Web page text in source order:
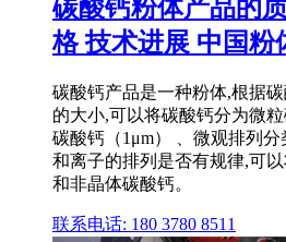
碳酸钙粉体产品的
格 技术进展 中国粉
碳酸钙产品是一种粉体,根据碳
的大小,可以将碳酸钙分为微
碳酸钙（1μm） 、微观排列
和离子的排列是否有规律,可
和非晶体碳酸钙。
联系电话: 180 3780 8511